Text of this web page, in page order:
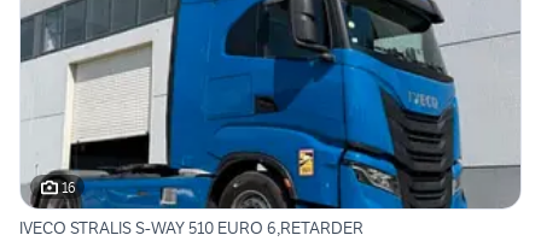
16
IVECO STRALIS S-WAY 510 EURO 6,RETARDER